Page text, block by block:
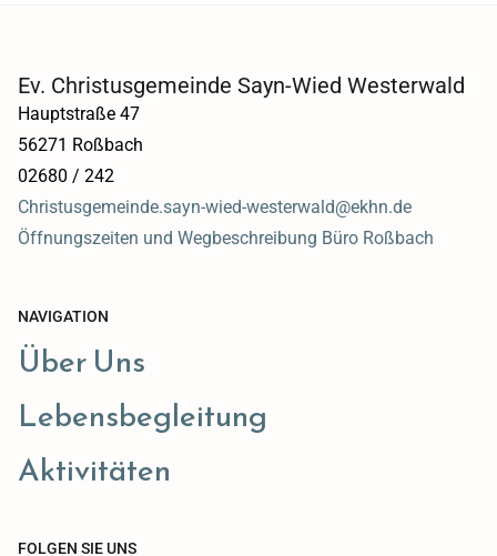
Ev. Christusgemeinde Sayn-Wied Westerwald
Hauptstraße 47
56271 Roßbach
02680 / 242
Christusgemeinde.sayn-wied-westerwald@ekhn.de
Öffnungszeiten und Wegbeschreibung Büro Roßbach
NAVIGATION
Über Uns
Lebensbegleitung
Aktivitäten
FOLGEN SIE UNS